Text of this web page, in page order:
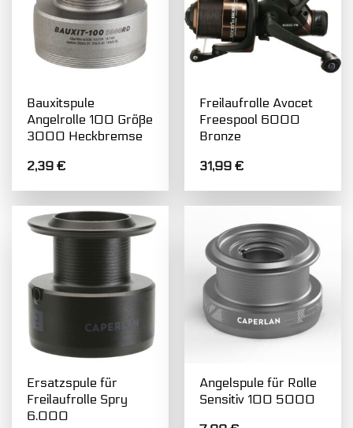
Bauxitspule
Angelrolle 100 Größe
3000 Heckbremse
2,39€
Freilaufrolle Avocet
Freespool 6000
Bronze
31,99€
Ersatzspule für
Freilaufrolle Spry
6.000
Angelspule für Rolle
Sensitiv 100 5000